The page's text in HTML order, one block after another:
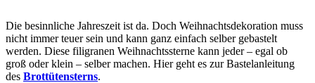
Die besinnliche Jahreszeit ist da. Doch Weihnachtsdekoration muss
nicht immer teuer sein und kann ganz einfach selber gebastelt
werden. Diese filigranen Weihnachtssterne kann jeder – egal ob
groß oder klein – selber machen. Hier geht es zur Bastelanleitung
des Brottütensterns.